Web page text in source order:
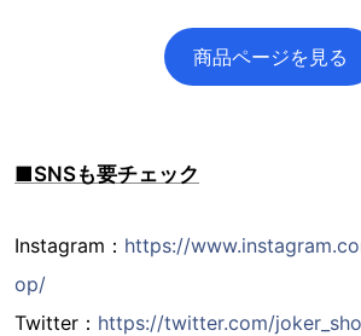
商品ページを見る
■SNSも要チェック
Instagram： https://
op/
Twitter： https://twitter.com/